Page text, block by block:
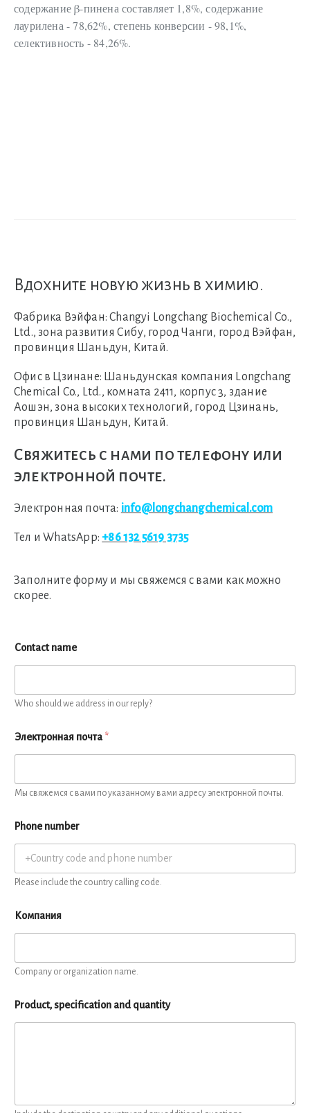
содержание β-пинена составляет 1,8%, содержание
лаурилена - 78,62%, степень конверсии - 98,1%,
селективность - 84,26%.
Вдохните новую жизнь в химию.
Фабрика Вэйфан: Changyi Longchang Biochemical Co.,
Ltd., зона развития Сибу, город Чанги, город Вэйфан,
провинция Шаньдун, Китай.
Офис в Цзинане: Шаньдунская компания Longchang
Chemical Co., Ltd., комната 2411, корпус 3, здание
Аошэн, зона высоких технологий, город Цзинань,
провинция Шаньдун, Китай.
Свяжитесь с нами по телефону или
электронной почте.
Электронная почта: info@longchangchemical.com
Тел и WhatsApp:+86 132 5619 3735
Заполните форму и мы свяжемся с вами как можно
скорее.
Contact name
Who should we address in our reply?
Электронная почта *
Мы свяжемся с вами по указанному вами адресу электронной почты.
Phone number
Please include the country calling code.
Компания
Company or organization name.
Product, specification and quantity